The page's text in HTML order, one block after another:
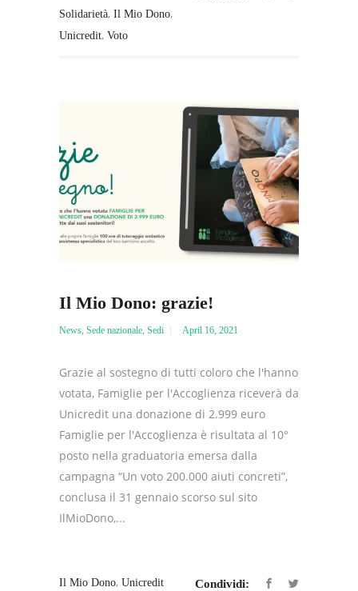
Solidarietà, Il Mio Dono,
Unicredit, Voto
Il Mio Dono: grazie!
News, Sede nazionale, Sedi April 16, 2021
Grazie al sostegno di tutti coloro che l'hanno
votata, Famiglie per l'Accoglienza riceverà da
Unicredit una donazione di 2.999 euro
Famiglie per l'Accoglienza è risultata al 10°
posto nella graduatoria emersa dalla
campagna “Un voto 200.000 aiuti concreti”,
conclusa il 31 gennaio scorso sul sito
IlMioDono,...
Il Mio Dono, Unicredit Condividi: